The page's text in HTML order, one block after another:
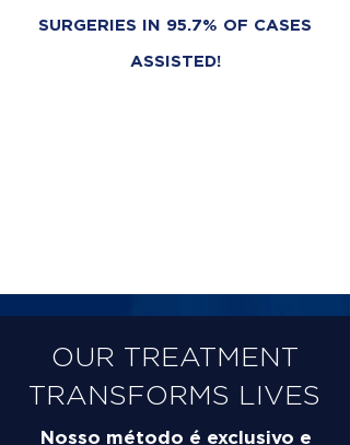
SURGERIES IN 95.7% OF CASES
ASSISTED!
OUR TREATMENT
TRANSFORMS LIVES
Nosso método é exclusivo e